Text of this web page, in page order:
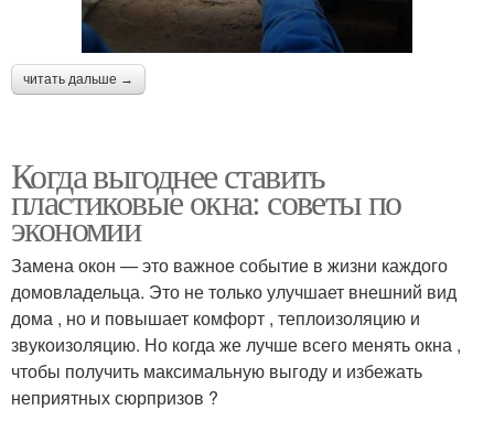
читать дальше →
Когда выгоднее ставить
пластиковые окна: советы по
экономии
Замена окон — это важное событие в жизни каждого
домовладельца. Это не только улучшает внешний вид
дома , но и повышает комфорт , теплоизоляцию и
звукоизоляцию. Но когда же лучше всего менять окна ,
чтобы получить максимальную выгоду и избежать
неприятных сюрпризов ?